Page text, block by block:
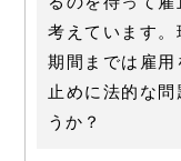
考えています。
期間までは雇用
止めに法的な
うか？